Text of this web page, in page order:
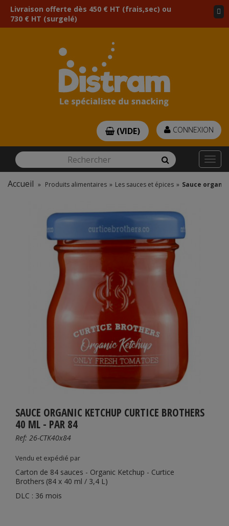
Livraison offerte dès 450 € HT (frais,sec) ou
730 € HT (surgelé)
Rechercher Rechercher
CONNEXION
(VIDE)
Accueil » Produits alimentaires » Les sauces et épices » Sauce
SAUCE ORGANIC KETCHUP CURTICE BROTHERS
40 ML - PAR 84
Ref: 26-CTK40x84
Vendu et expédié par
Carton de 84 sauces - Organic Ketchup - Curtice
Brothers (84 x 40 ml / 3,4 L)
DLC : 36 mois